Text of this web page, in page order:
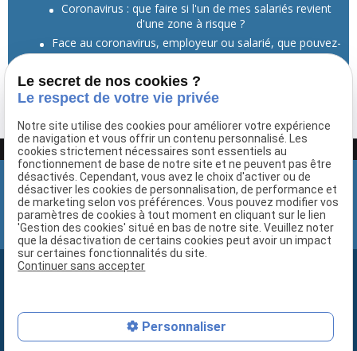
Coronavirus : que faire si l'un de mes salariés revient
d'une zone à risque ?
Face au coronavirus, employeur ou salarié, que pouvez-
vous faire ?
Voir toutes les actualités
Google Adsense est désactivé. Autoriser
Newsletter
Copyright © 2019-2020 Droit-travail-france.fr. Tous droits réservés.
Le secret de nos cookies ?
Le respect de votre vie privée
Notre site utilise des cookies pour améliorer votre expérience
de navigation et vous offrir un contenu personnalisé. Les
cookies strictement nécessaires sont essentiels au
fonctionnement de base de notre site et ne peuvent pas être
désactivés. Cependant, vous avez le choix d'activer ou de
désactiver les cookies de personnalisation, de performance et
de marketing selon vos préférences. Vous pouvez modifier vos
paramètres de cookies à tout moment en cliquant sur le lien
'Gestion des cookies' situé en bas de notre site. Veuillez noter
que la désactivation de certains cookies peut avoir un impact
sur certaines fonctionnalités du site.
Continuer sans accepter
Personnaliser